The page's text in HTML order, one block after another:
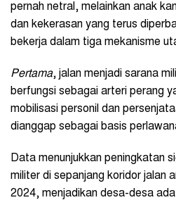
pernah netral, melainkan anak
dan kekerasan yang terus
bekerja dalam tiga mekanisme
Pertama, jalan menjadi sarana
berfungsi sebagai arteri perang
mobilisasi personil dan
dianggap sebagai basis
Data menunjukkan peningkatan
militer di sepanjang koridor jalan
2024, menjadikan desa-desa